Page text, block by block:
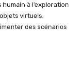
à l’exploration
virtuels,
des scénarios